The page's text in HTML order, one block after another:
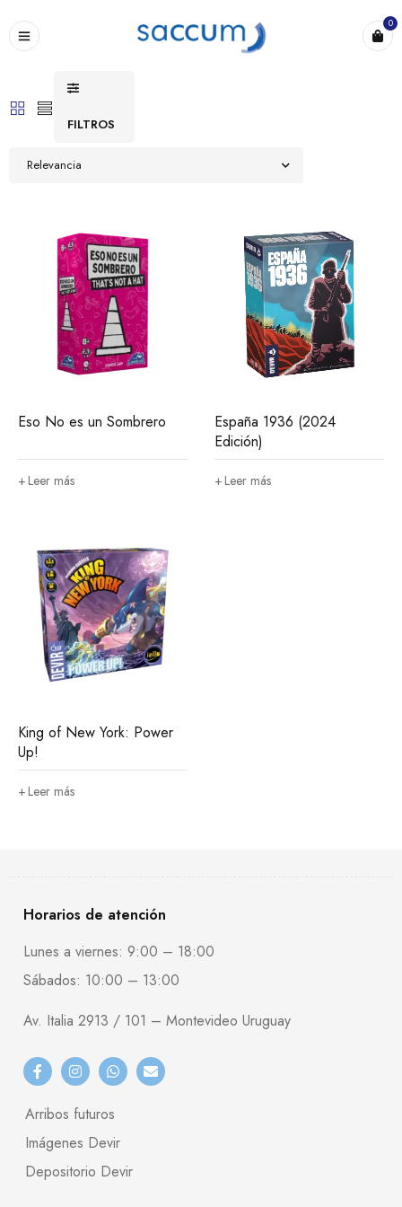
0
FILTROS
Relevancia
Eso No es un Sombrero
Leer más
España 1936 (2024
Edición)
Leer más
King of New York: Power
Up!
Leer más
Horarios de atención
Lunes a viernes: 9:00 – 18:00
Sábados: 10:00 – 13:00
Av. Italia 2913 / 101 – Montevideo Uruguay
Arribos futuros
Imágenes Devir
Depositorio Devir